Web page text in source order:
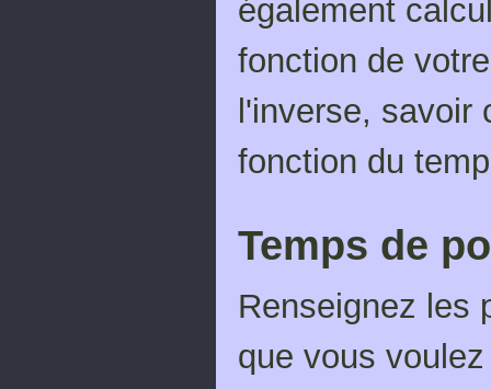
également
fonction de
l'inverse, savoir
fonction du
Temps de
Renseignez les
que vous